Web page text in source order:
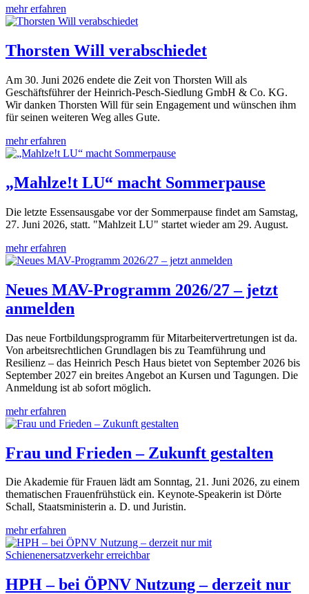
mehr erfahren
Thorsten Will verabschiedet
Am 30. Juni 2026 endete die Zeit von Thorsten Will als
Geschäftsführer der Heinrich-Pesch-Siedlung GmbH & Co. KG.
Wir danken Thorsten Will für sein Engagement und wünschen ihm
für seinen weiteren Weg alles Gute.
mehr erfahren
„Mahlze!t LU“ macht Sommerpause
Die letzte Essensausgabe vor der Sommerpause findet am Samstag,
27. Juni 2026, statt. "Mahlzeit LU" startet wieder am 29. August.
mehr erfahren
Neues MAV-Programm 2026/27 – jetzt
anmelden
Das neue Fortbildungsprogramm für Mitarbeitervertretungen ist da.
Von arbeitsrechtlichen Grundlagen bis zu Teamführung und
Resilienz – das Heinrich Pesch Haus bietet von September 2026 bis
September 2027 ein breites Angebot an Kursen und Tagungen. Die
Anmeldung ist ab sofort möglich.
mehr erfahren
Frau und Frieden – Zukunft gestalten
Die Akademie für Frauen lädt am Sonntag, 21. Juni 2026, zu einem
thematischen Frauenfrühstück ein. Keynote-Speakerin ist Dörte
Schall, Staatsministerin a. D. und Juristin.
mehr erfahren
HPH – bei ÖPNV Nutzung – derzeit nur